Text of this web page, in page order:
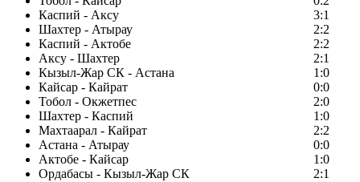
Каспий - Аксу
3:1
Шахтер - Атырау
2:2
Каспий - Актобе
2:2
Аксу - Шахтер
2:1
Кызыл-Жар СК - Астана
1:0
Кайсар - Кайрат
0:0
Тобол - Окжетпес
2:0
Шахтер - Каспий
1:0
Махтаарал - Кайрат
2:2
Астана - Атырау
0:0
Актобе - Кайсар
1:0
Ордабасы - Кызыл-Жар СК
2:1